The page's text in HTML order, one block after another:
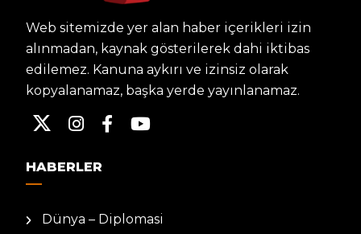
Web sitemizde yer alan haber içerikleri izin
alınmadan, kaynak gösterilerek dahi iktibas
edilemez. Kanuna aykırı ve izinsiz olarak
kopyalanamaz, başka yerde yayınlanamaz.
HABERLER
Dünya – Diplomasi